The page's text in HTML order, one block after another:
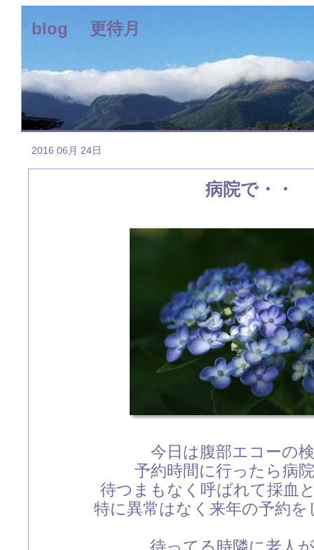
blog 更待月
2016 06月 24日
病院で・・
今日は腹部エコーの
予約時間に行ったら病
待つまもなく呼ばれて採血
特に異常はなく来年の予約を